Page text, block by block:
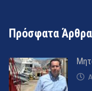
Πρόσφατα Άρθρα